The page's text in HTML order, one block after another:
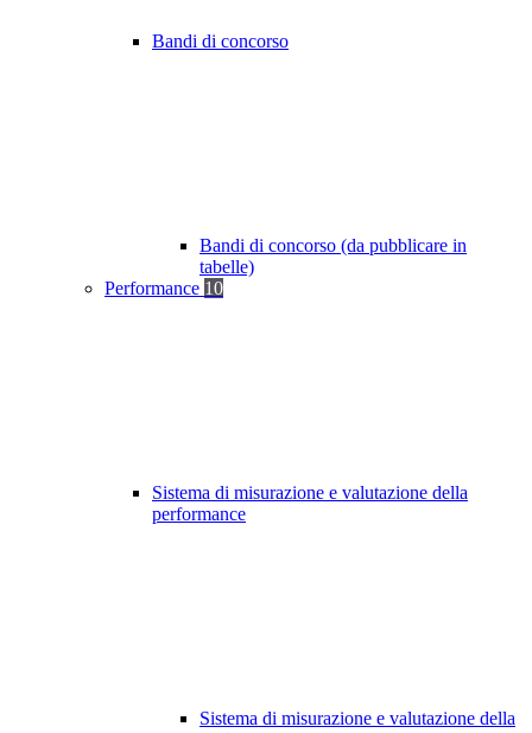
Bandi di concorso
Bandi di concorso (da pubblicare in
tabelle)
Performance 10
Sistema di misurazione e valutazione della
performance
Sistema di misurazione e valutazione della